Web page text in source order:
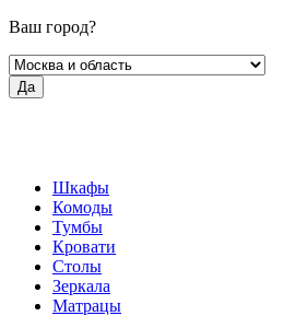
Ваш город?
Да
Шкафы
Комоды
Тумбы
Кровати
Столы
Зеркала
Матрацы